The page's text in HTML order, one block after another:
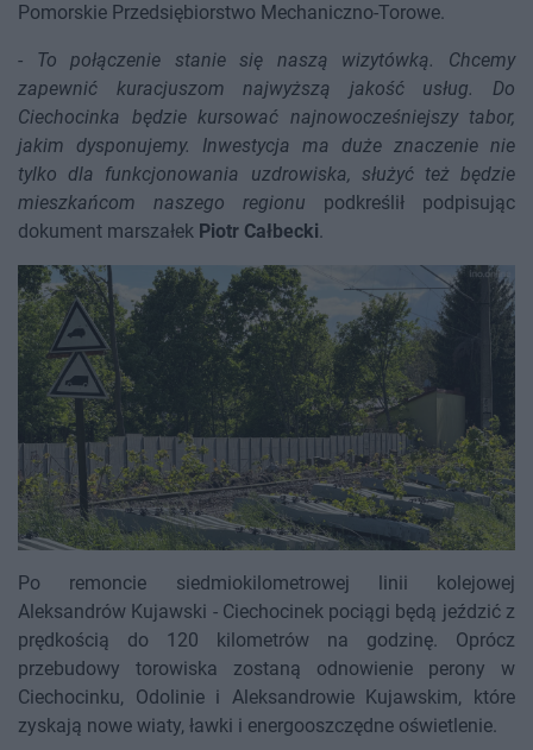
Pomorskie Przedsiębiorstwo Mechaniczno-Torowe.
- To połączenie stanie się naszą wizytówką. Chcemy
zapewnić kuracjuszom najwyższą jakość usług. Do
Ciechocinka będzie kursować najnowocześniejszy tabor,
jakim dysponujemy. Inwestycja ma duże znaczenie nie
tylko dla funkcjonowania uzdrowiska, służyć też będzie
mieszkańcom naszego regionu podkreślił podpisując
dokument marszałek Piotr Całbecki.
Po remoncie siedmiokilometrowej linii kolejowej
Aleksandrów Kujawski - Ciechocinek pociągi będą jeździć z
prędkością do 120 kilometrów na godzinę. Oprócz
przebudowy torowiska zostaną odnowienie perony w
Ciechocinku, Odolinie i Aleksandrowie Kujawskim, które
zyskają nowe wiaty, ławki i energooszczędne oświetlenie.